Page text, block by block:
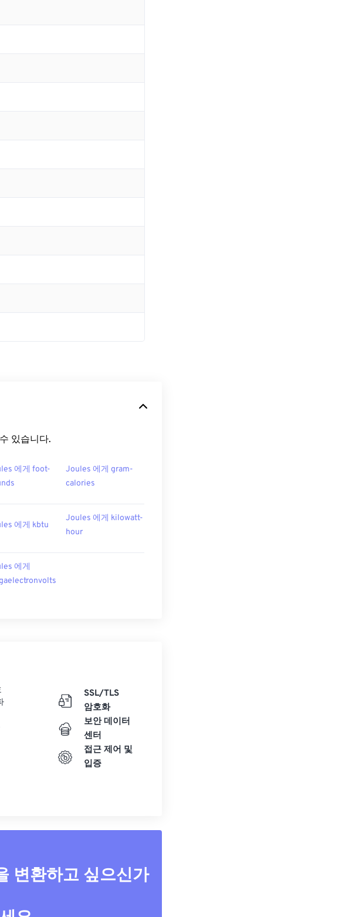
있습니다.
에게 foot-
Joules 에게 gram-
calories
에게 kbtu
Joules 에게 kilowatt-
hour
에게
SSL/TLS
암호화
보안 데이터
센터
접근 제어 및
입증
변환하고 싶으신가